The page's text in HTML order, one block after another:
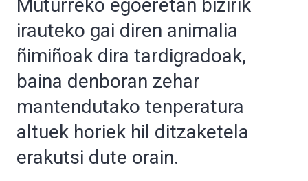
Muturreko egoeretan bizirik
irauteko gai diren animalia
ñimiñoak dira tardigradoak,
baina denboran zehar
mantendutako tenperatura
altuek horiek hil ditzaketela
erakutsi dute orain.